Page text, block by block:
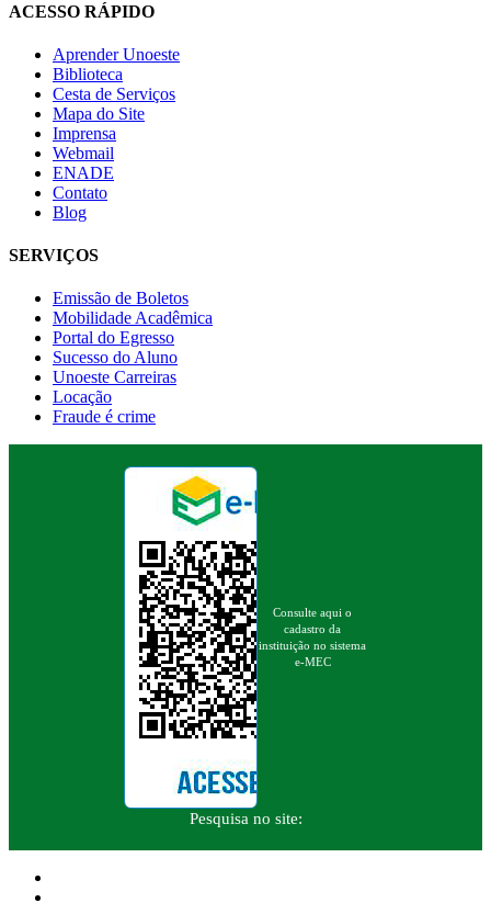
ACESSO RÁPIDO
Aprender Unoeste
Biblioteca
Cesta de Serviços
Mapa do Site
Imprensa
Webmail
ENADE
Contato
Blog
SERVIÇOS
Emissão de Boletos
Mobilidade Acadêmica
Portal do Egresso
Sucesso do Aluno
Unoeste Carreiras
Locação
Fraude é crime
Consulte aqui o
cadastro da
instituição no sistema
e-MEC
Pesquisa no site: